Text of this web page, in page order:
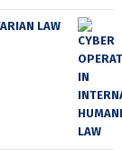
LAW